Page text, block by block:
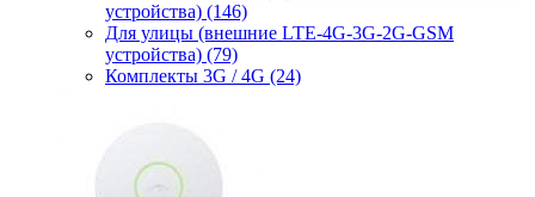
устройства) (146)
Для улицы (внешние LTE-4G-3G-2G-GSM
устройства) (79)
Комплекты 3G / 4G (24)